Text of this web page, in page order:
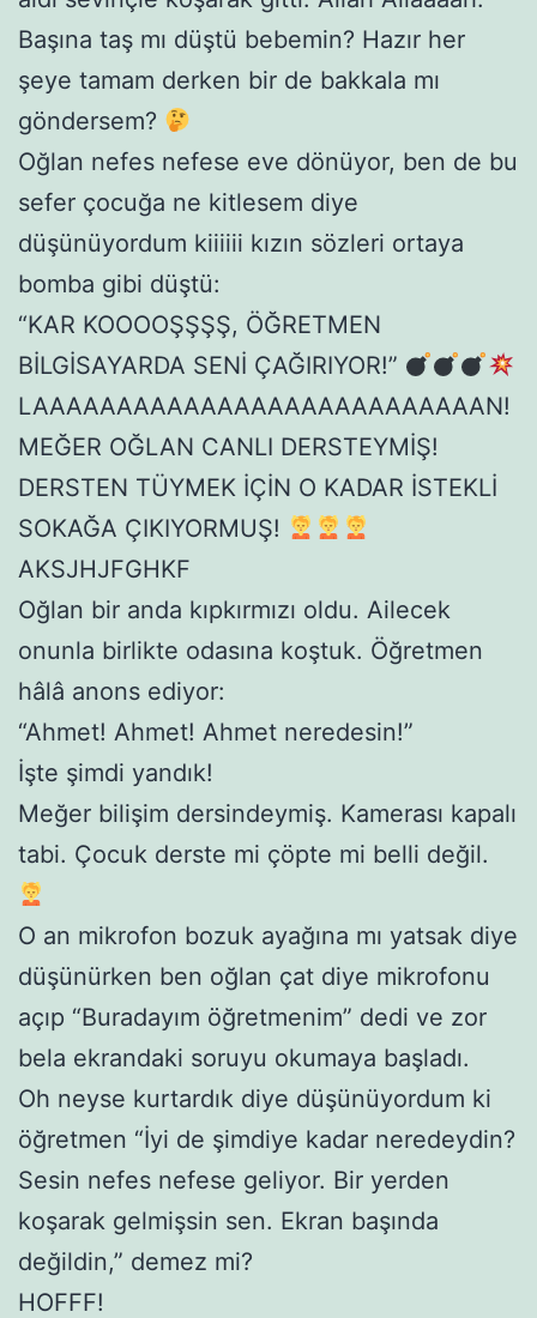
Başına taş mı düştü bebemin? Hazır her
şeye tamam derken bir de bakkala mı
göndersem?
Oğlan nefes nefese eve dönüyor, ben de bu
sefer çocuğa ne kitlesem diye
düşünüyordum kiiiiii kızın sözleri ortaya
bomba gibi düştü:
“KAR KOOOOŞŞŞŞ, ÖĞRETMEN
BİLGİSAYARDA SENİ ÇAĞIRIYOR!”
LAAAAAAAAAAAAAAAAAAAAAAAAAAAN!
MEĞER OĞLAN CANLI DERSTEYMİŞ!
DERSTEN TÜYMEK İÇİN O KADAR İSTEKLİ
SOKAĞA ÇIKIYORMUŞ!
AKSJHJFGHKF
Oğlan bir anda kıpkırmızı oldu. Ailecek
onunla birlikte odasına koştuk. Öğretmen
hâlâ anons ediyor:
“Ahmet! Ahmet! Ahmet neredesin!”
İşte şimdi yandık!
Meğer bilişim dersindeymiş. Kamerası kapalı
tabi. Çocuk derste mi çöpte mi belli değil.
O an mikrofon bozuk ayağına mı yatsak diye
düşünürken ben oğlan çat diye mikrofonu
açıp “Buradayım öğretmenim” dedi ve zor
bela ekrandaki soruyu okumaya başladı.
Oh neyse kurtardık diye düşünüyordum ki
öğretmen “İyi de şimdiye kadar neredeydin?
Sesin nefes nefese geliyor. Bir yerden
koşarak gelmişsin sen. Ekran başında
değildin,” demez mi?
HOFFF!